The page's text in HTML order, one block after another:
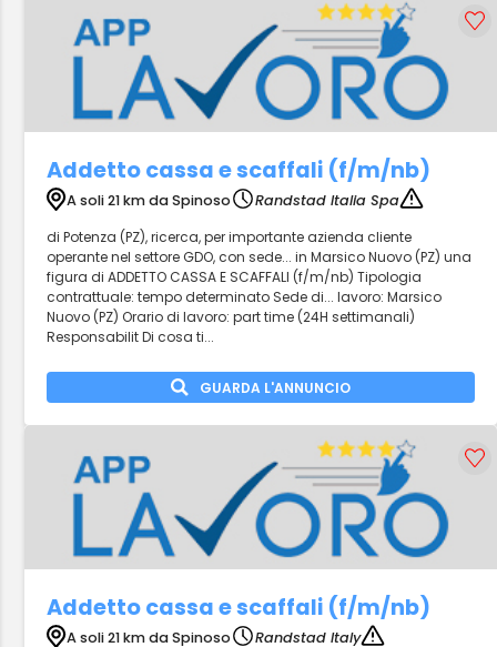
Addetto cassa e scaffali (f/m/nb)
A soli 21 km da Spinoso
Randstad Italia Spa
di Potenza (PZ), ricerca, per importante azienda cliente
operante nel settore GDO, con sede... in Marsico Nuovo (PZ) una
figura di ADDETTO CASSA E SCAFFALI (f/m/nb) Tipologia
contrattuale: tempo determinato Sede di... lavoro: Marsico
Nuovo (PZ) Orario di lavoro: part time (24H settimanali)
Responsabilit Di cosa ti...
GUARDA L'ANNUNCIO
Addetto cassa e scaffali (f/m/nb)
A soli 21 km da Spinoso Randstad Italy